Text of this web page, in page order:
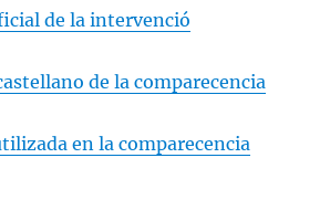
de la intervenció
de la comparecencia
en la comparecencia